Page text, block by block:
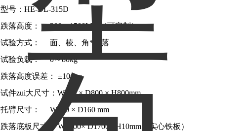
型号：HE-DL-315D
跌落高度： 300～1500MM（可定制）
试验方式： 面、棱、角*跌落
试验负载： 0～80kg
跌落高度误差： ±10mm
试件zui大尺寸：W800 × D800 × H800mm
托臂尺寸： W180 × D160 mm
跌落底板尺寸： W1200× D1700× H10mm（实心铁板）